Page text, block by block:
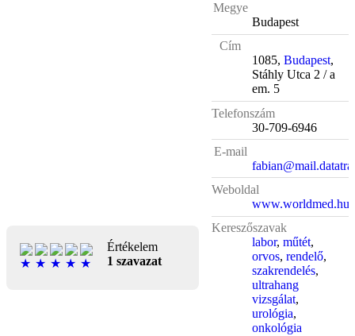
Értékelem
1 szavazat
Megye
Budapest
Cím
1085, Budapest,
Stáhly Utca 2 / a
em. 5
Telefonszám
30-709-6946
E-mail
Weboldal
www.worldmed.hu
Kereszőszavak
labor, műtét,
orvos, rendelő,
szakrendelés,
ultrahang
vizsgálat,
urológia,
onkológia